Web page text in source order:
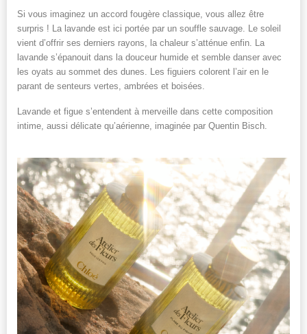
Si vous imaginez un accord fougère classique, vous allez être
surpris ! La lavande est ici portée par un souffle sauvage. Le soleil
vient d’offrir ses derniers rayons, la chaleur s’atténue enfin. La
lavande s’épanouit dans la douceur humide et semble danser avec
les oyats au sommet des dunes. Les figuiers colorent l’air en le
parant de senteurs vertes, ambrées et boisées.
Lavande et figue s’entendent à merveille dans cette composition
intime, aussi délicate qu’aérienne, imaginée par Quentin Bisch.